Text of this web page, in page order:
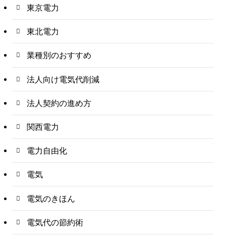
東京電力
東北電力
業種別のおすすめ
法人向け電気代削減
法人契約の進め方
関西電力
電力自由化
電気
電気のきほん
電気代の節約術